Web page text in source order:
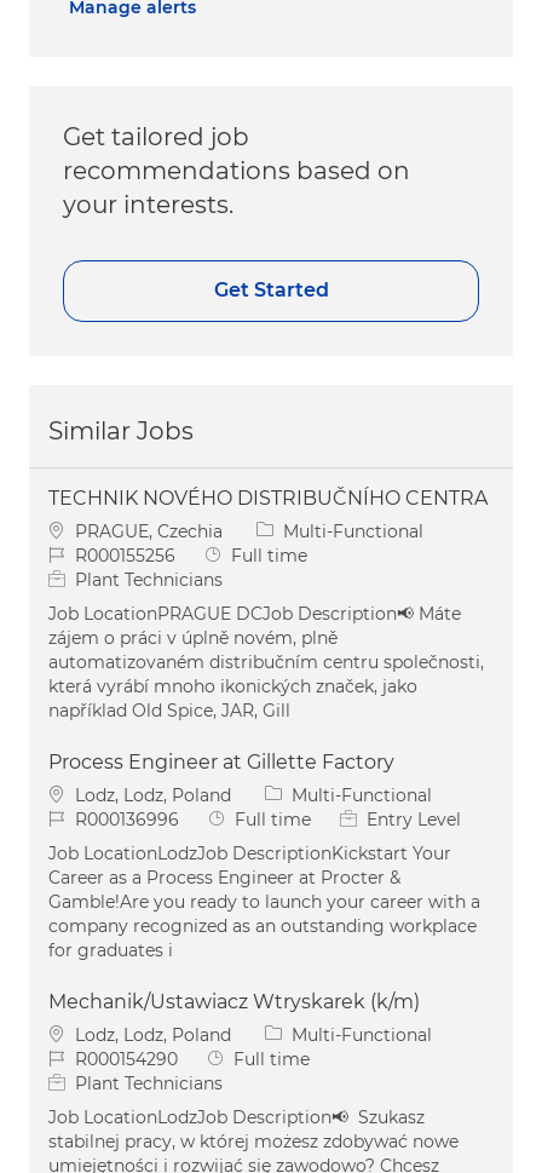
Manage alerts
Get tailored job
recommendations based on
your interests.
Get Started
Similar Jobs
TECHNIK NOVÉHO DISTRIBUČNÍHO CENTRA
Location
PRAGUE, Czechia Category
Multi-Functional
Job IdR000155256 Job Type
Full time
Plant Technicians
Job LocationPRAGUE DCJob Description📢 Máte
zájem o práci v úplně novém, plně
automatizovaném distribučním centru společnosti,
která vyrábí mnoho ikonických značek, jako
například Old Spice, JAR, Gill
Process Engineer at Gillette Factory
Location
Lodz, Lodz, Poland Category
Multi-Functional
Job IdR000136996 Job Type
Full time
Entry Level
Job LocationLodzJob DescriptionKickstart Your
Career as a Process Engineer at Procter &
Gamble!Are you ready to launch your career with a
company recognized as an outstanding workplace
for graduates i
Mechanik/Ustawiacz Wtryskarek (k/m)
Location
Lodz, Lodz, Poland Category
Multi-Functional
Job IdR000154290 Job Type
Full time
Plant Technicians
Job LocationLodzJob Description📢 Szukasz
stabilnej pracy, w której możesz zdobywać nowe
umiejętności i rozwijać się zawodowo? Chcesz